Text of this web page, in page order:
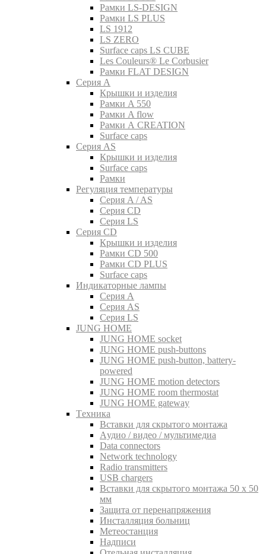
Рамки LS-DESIGN
Рамки LS PLUS
LS 1912
LS ZERO
Surface caps LS CUBE
Les Couleurs® Le Corbusier
Рамки FLAT DESIGN
Серия A
Крышки и изделия
Рамки A 550
Рамки A flow
Рамки A CREATION
Surface caps
Серия AS
Крышки и изделия
Surface caps
Рамки
Регуляция температуры
Серия A / AS
Серия CD
Серия LS
Серия CD
Крышки и изделия
Рамки CD 500
Рамки CD PLUS
Surface caps
Индикаторные лампы
Серия A
Серия AS
Серия LS
JUNG HOME
JUNG HOME socket
JUNG HOME push-buttons
JUNG HOME push-button, battery-
powered
JUNG HOME motion detectors
JUNG HOME room thermostat
JUNG HOME gateway
Tехника
Вставки для скрытого монтажа
Aудио / видео / мультимедиа
Data connectors
Network technology
Radio transmitters
USB chargers
Вставки для скрытого монтажа 50 x 50
мм
Защита от перенапряжения
Инсталляция больниц
Метеостанция
Надписи